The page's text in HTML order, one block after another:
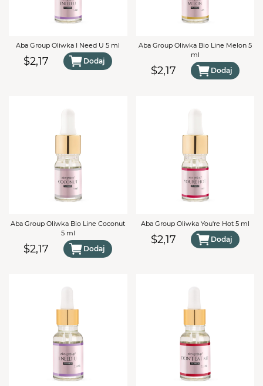
Aba Group Oliwka I Need U 5 ml
$2,17 Dodaj
Aba Group Oliwka Bio Line Melon 5
ml
$2,17 Dodaj
Aba Group Oliwka Bio Line Coconut
5 ml
$2,17 Dodaj
Aba Group Oliwka You're Hot 5 ml
$2,17 Dodaj